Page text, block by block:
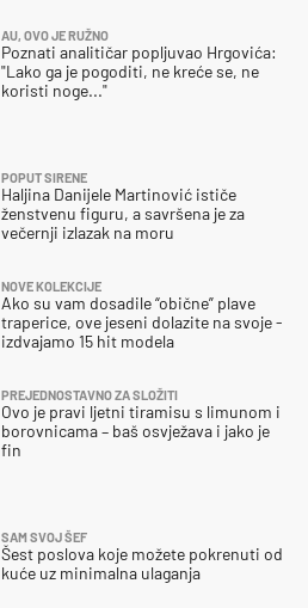
AU, OVO JE RUŽNO
Poznati analitičar popljuvao Hrgovića:
"Lako ga je pogoditi, ne kreće se, ne
koristi noge..."
SAM SVOJ ŠEF
Šest poslova koje možete pokrenuti od
kuće uz minimalna ulaganja
POPUT SIRENE
Haljina Danijele Martinović ističe
ženstvenu figuru, a savršena je za
večernji izlazak na moru
NOVE KOLEKCIJE
Ako su vam dosadile “obične” plave
traperice, ove jeseni dolazite na svoje -
izdvajamo 15 hit modela
PREJEDNOSTAVNO ZA SLOŽITI
Ovo je pravi ljetni tiramisu s limunom i
borovnicama – baš osvježava i jako je
fin